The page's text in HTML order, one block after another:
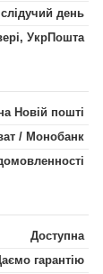
день
УкрПошта
Новій пошті
/ Монобанк
Доступна
гарантію